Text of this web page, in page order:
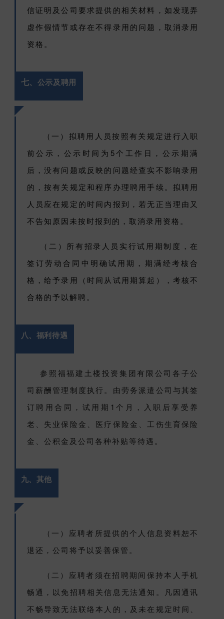
信证明及公司要求提供的相关材料，如发现弄
虚作假情节或存在不得录用的问题，取消录用
资格。
七、 公示及聘用
（一） 拟聘用人员按照有关规定进行入职
前公示，公示时间为5个工作日，公示期满
后，没有问题或反映的问题经查实不影响录用
的，按有关规定和程序办理聘用手续。拟聘用
人员应在规定的时间内报到，若无正当理由又
不告知原因未按时报到的，取消录用资格。
（二） 所有招录人员实行试用期制度，在
签订劳动合同中明确试用期，期满经考核合
格，给予录用（时间从试用期算起），考核不
合格的予以解聘。
八、福利待遇
参照福福建土楼投资集团有限公司各子公
司薪酬管理制度执行。由劳务派遣公司与其签
订聘用合同，试用期1个月，入职后享受养
老、失业保险金、医疗保险金、工伤生育保险
金、公积金及公司各种补贴等待遇 。
九、其他
（一）应聘者所提供的个人信息资料恕不
退还，公司将予以妥善保管。
（二）应聘者须在招聘期间保持本人手机
畅通，以免招聘相关信息无法通知。凡因通讯
不畅导致无法联络本人的，及未在规定时间、